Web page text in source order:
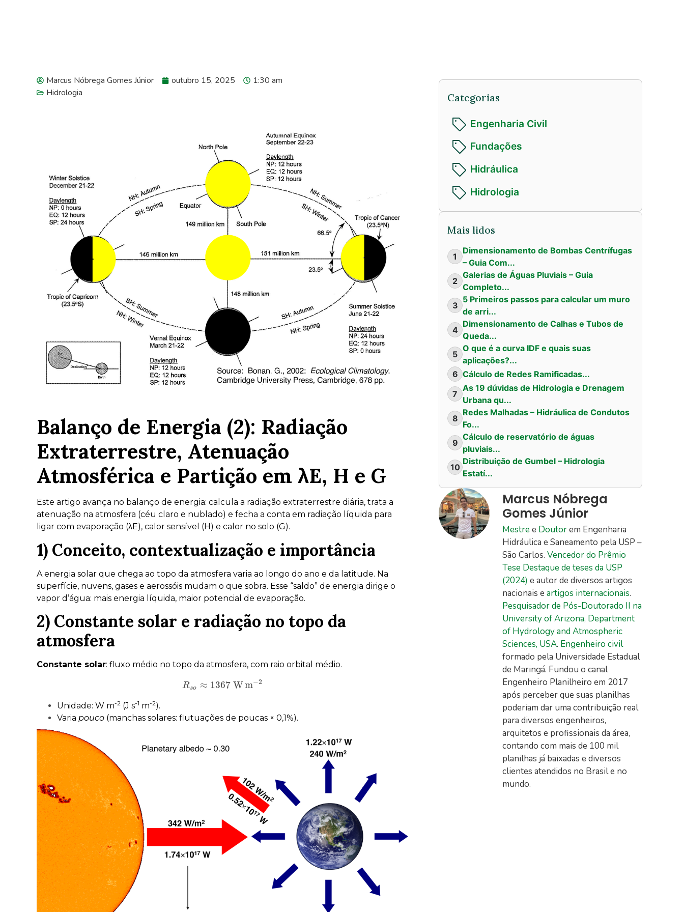
Marcus Nóbrega Gomes Júnior outubro 15, 2025
1:30 am
Hidrologia
Balanço de Energia (2): Radiação
Extraterrestre, Atenuação
Atmosférica e Partição em λE, H e G
Este artigo avança no balanço de energia: calcula a radiação extraterrestre diária, trata a
atenuação na atmosfera (céu claro e nublado) e fecha a conta em radiação líquida para
ligar com evaporação (λE), calor sensível (H) e calor no solo (G).
1) Conceito, contextualização e importância
A energia solar que chega ao topo da atmosfera varia ao longo do ano e da latitude. Na
superfície, nuvens, gases e aerossóis mudam o que sobra. Esse “saldo” de energia dirige o
vapor d’água: mais energia líquida, maior potencial de evaporação.
2) Constante solar e radiação no topo da
atmosfera
Constante solar: fluxo médio no topo da atmosfera, com raio orbital médio.
Rso ≈ 1367 Wm−2
Rs o≈ 1367 Wm−2
Unidade: W m-2 (J s-1 m-2).
Varia pouco (manchas solares: flutuações de poucas × 0,1%).
Categorias
Engenharia Civil
Fundações
Hidráulica
Hidrologia
Mais lidos
1
Dimensionamento de Bombas Centrífugas
– Guia Com...
2
Galerias de Águas Pluviais – Guia
Completo...
3
5 Primeiros passos para calcular um muro
de arri...
4
Dimensionamento de Calhas e Tubos de
Queda...
5
O que é a curva IDF e quais suas
aplicações?...
6 Cálculo de Redes Ramificadas...
7
As 19 dúvidas de Hidrologia e Drenagem
Urbana qu...
8
Redes Malhadas – Hidráulica de Condutos
Fo...
9
Cálculo de reservatório de águas
pluviais...
10
Distribuição de Gumbel – Hidrologia
Estatí...
Marcus Nóbrega
Gomes Júnior
Mestree Doutorem Engenharia
Hidráulica e Saneamento pela USP –
São Carlos. Vencedor do Prêmio
Tese Destaque de teses da USP
(2024) e autor de diversos artigos
nacionais e artigos internacionais.
Pesquisador de Pós-Doutorado II na
University of Arizona, Department
of Hydrology and Atmospheric
Sciences, USA. Engenheiro civil
formado pela Universidade Estadual
de Maringá. Fundou o canal
Engenheiro Planilheiro em 2017
após perceber que suas planilhas
poderiam dar uma contribuição real
para diversos engenheiros,
arquitetos e profissionais da área,
contando com mais de 100 mil
planilhas já baixadas e diversos
clientes atendidos no Brasil e no
mundo.